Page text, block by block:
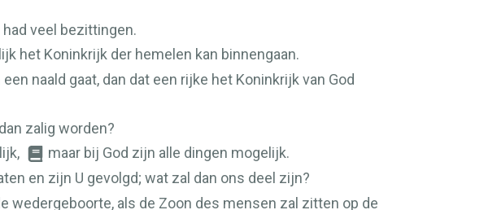
veel bezittingen.
het Koninkrijk der hemelen kan binnengaan.
naald gaat, dan dat een rijke het Koninkrijk van God
zalig worden?
maar bij God zijn alle dingen mogelijk.
en zijn U gevolgd; wat zal dan ons deel zijn?
wedergeboorte, als de Zoon des mensen zal zitten op de